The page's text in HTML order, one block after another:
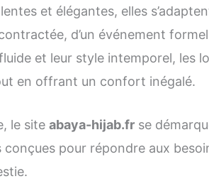
et élégantes, elles
d’un événement
et leur style intemporel, les
en offrant un confort inégalé.
le site abaya-hijab.fr se
conçues pour répondre aux